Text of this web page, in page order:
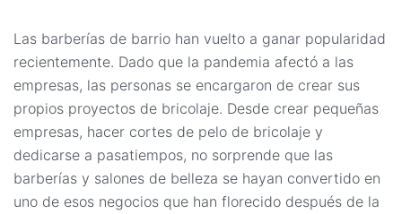
Las barberías de barrio han vuelto a ganar popularidad
recientemente. Dado que la pandemia afectó a las
empresas, las personas se encargaron de crear sus
propios proyectos de bricolaje. Desde crear pequeñas
empresas, hacer cortes de pelo de bricolaje y
dedicarse a pasatiempos, no sorprende que las
barberías y salones de belleza se hayan convertido en
uno de esos negocios que han florecido después de la